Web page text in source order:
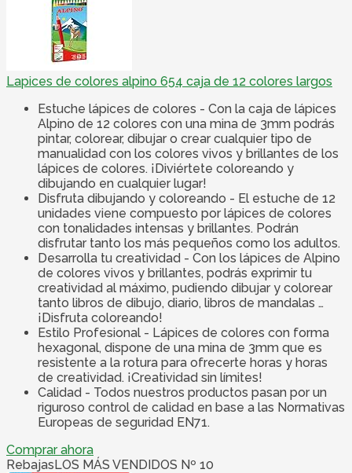
Lapices de colores alpino 654 caja de 12 colores largos
Estuche lápices de colores - Con la caja de lápices
Alpino de 12 colores con una mina de 3mm podrás
pintar, colorear, dibujar o crear cualquier tipo de
manualidad con los colores vivos y brillantes de los
lápices de colores. ¡Diviértete coloreando y
dibujando en cualquier lugar!
Disfruta dibujando y coloreando - El estuche de 12
unidades viene compuesto por lápices de colores
con tonalidades intensas y brillantes. Podrán
disfrutar tanto los más pequeños como los adultos.
Desarrolla tu creatividad - Con los lápices de Alpino
de colores vivos y brillantes, podrás exprimir tu
creatividad al máximo, pudiendo dibujar y colorear
tanto libros de dibujo, diario, libros de mandalas …
¡Disfruta coloreando!
Estilo Profesional - Lápices de colores con forma
hexagonal, dispone de una mina de 3mm que es
resistente a la rotura para ofrecerte horas y horas
de creatividad. ¡Creatividad sin límites!
Calidad - Todos nuestros productos pasan por un
riguroso control de calidad en base a las Normativas
Europeas de seguridad EN71.
Comprar ahora
RebajasLOS MÁS VENDIDOS Nº 10